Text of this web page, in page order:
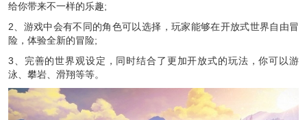
给你带来不一样的乐趣;
2、游戏中会有不同的角色可以选择，玩家能够在开放式世界自由冒
险，体验全新的冒险;
3、完善的世界观设定，同时结合了更加开放式的玩法，你可以游
泳、攀岩、滑翔等等。